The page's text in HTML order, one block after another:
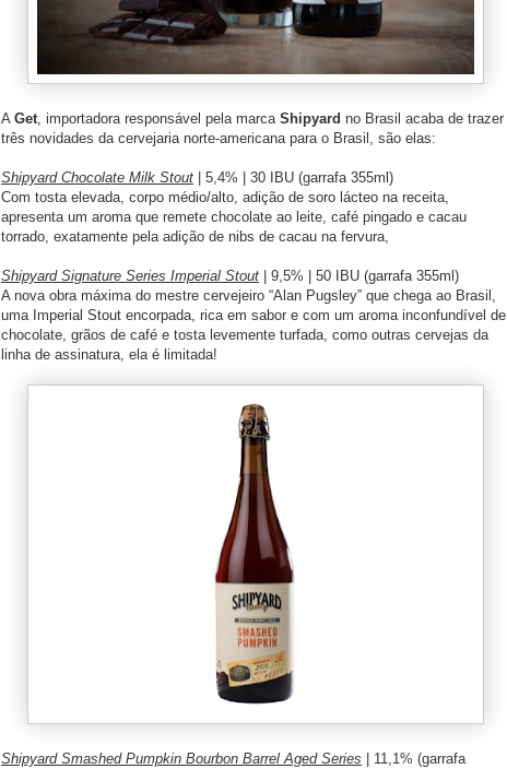
A Get, importadora responsável pela marca Shipyard no Brasil acaba de trazer
três novidades da cervejaria norte-americana para o Brasil, são elas:
Shipyard Chocolate Milk Stout | 5,4% | 30 IBU (garrafa 355ml)
Com tosta elevada, corpo médio/alto, adição de soro lácteo na receita,
apresenta um aroma que remete chocolate ao leite, café pingado e cacau
torrado, exatamente pela adição de nibs de cacau na fervura,
Shipyard Signature Series Imperial Stout | 9,5% | 50 IBU (garrafa 355ml)
A nova obra máxima do mestre cervejeiro “Alan Pugsley” que chega ao Brasil,
uma Imperial Stout encorpada, rica em sabor e com um aroma inconfundível de
chocolate, grãos de café e tosta levemente turfada, como outras cervejas da
linha de assinatura, ela é limitada!
Shipyard Smashed Pumpkin Bourbon Barrel Aged Series | 11,1% (garrafa